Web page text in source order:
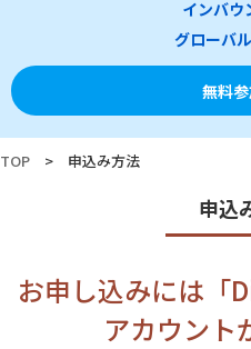
インバウ
グローバ
無料
TOP > 申込み方法
申込
お申し込みには「
アカウント